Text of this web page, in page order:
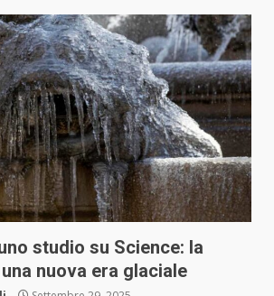
studio su Science: la
nuova era glaciale